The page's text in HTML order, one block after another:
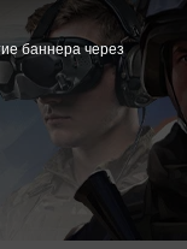
баннера через